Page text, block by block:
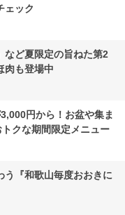
ェック
など夏限定の旨ねた第2
肉も登場中
円から！お盆や集ま
クな期間限定メニュー
う『和歌山毎度おおきに